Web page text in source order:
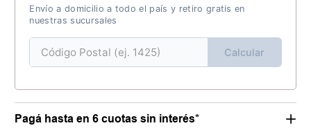
Envío a domicilio a todo el país y retiro gratis en
nuestras sucursales
Calcular
Pagá hasta en 6 cuotas sin interés*